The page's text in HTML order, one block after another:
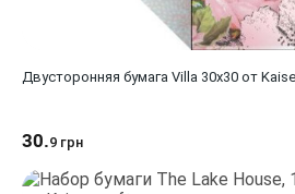
Двусторонняя бумага Villa 30х30 от
30.9 грн